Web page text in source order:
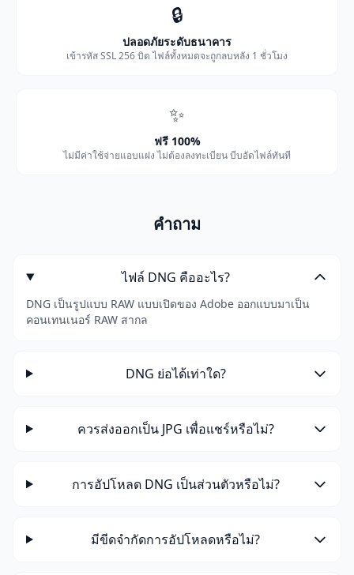
🔒
ปลอดภัยระดับธนาคาร
เข้ารหัส SSL 256 บิต ไฟล์ทั้งหมดจะถูกลบหลัง 1 ชั่วโมง
✨
ฟรี 100%
ไม่มีค่าใช้จ่ายแอบแฝง ไม่ต้องลงทะเบียน บีบอัดไฟล์ทันที
คำถาม
ไฟล์ DNG คืออะไร?
DNG เป็นรูปแบบ RAW แบบเปิดของ Adobe ออกแบบมาเป็น
คอนเทนเนอร์ RAW สากล
DNG ย่อได้เท่าใด?
ควรส่งออกเป็น JPG เพื่อแชร์หรือไม่?
การอัปโหลด DNG เป็นส่วนตัวหรือไม่?
มีขีดจำกัดการอัปโหลดหรือไม่?